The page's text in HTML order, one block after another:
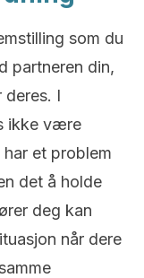
som du
partneren din,
deres. I
ikke være
et problem
det å holde
deg kan
når dere